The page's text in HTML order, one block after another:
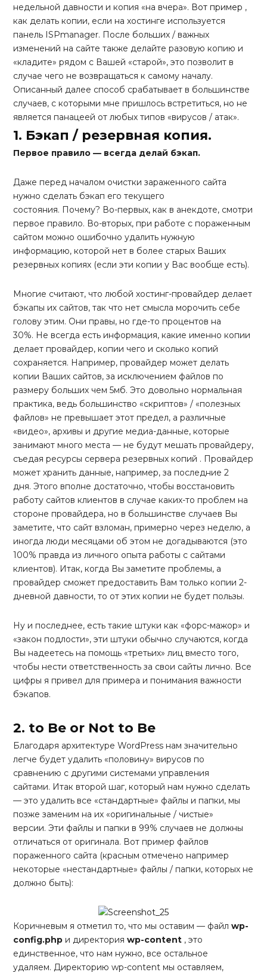
недельной давности и копия «на вчера». Вот пример ,
как делать копии, если на хостинге используется
панель ISPmanager. После больших / важных
изменений на сайте также делайте разовую копию и
«кладите» рядом с Вашей «старой», это позволит в
случае чего не возвращаться к самому началу.
Описанный далее способ срабатывает в большинстве
случаев, с которыми мне пришлось встретиться, но не
является панацеей от любых типов «вирусов / атак».
1. Бэкап / резервная копия.
Первое правило — всегда делай бэкап.
Даже перед началом очистки зараженного сайта
нужно сделать бэкап его текущего
состояния. Почему? Во-первых, как в анекдоте, смотри
первое правило. Во-вторых, при работе с пораженным
сайтом можно ошибочно удалить нужную
информацию, которой нет в более старых Ваших
резервных копиях (если эти копии у Вас вообще есть).
Многие считают, что любой хостинг-провайдер делает
бэкапы их сайтов, так что нет смысла морочить себе
голову этим. Они правы, но где-то процентов на
30%. Не всегда есть информация, какие именно копии
делает провайдер, копии чего и сколько копий
сохраняется. Например, провайдер может делать
копии Ваших сайтов, за исключением файлов по
размеру больших чем 5мб. Это довольно нормальная
практика, ведь большинство «скриптов» / «полезных
файлов» не превышает этот предел, а различные
«видео», архивы и другие медиа-данные, которые
занимают много места — не будут мешать провайдеру,
съедая ресурсы сервера резервных копий . Провайдер
может хранить данные, например, за последние 2
дня. Этого вполне достаточно, чтобы восстановить
работу сайтов клиентов в случае каких-то проблем на
стороне провайдера, но в большинстве случаев Вы
заметите, что сайт взломан, примерно через неделю, а
иногда люди месяцами об этом не догадываются (это
100% правда из личного опыта работы с сайтами
клиентов). Итак, когда Вы заметите проблемы, а
провайдер сможет предоставить Вам только копии 2-
дневной давности, то от этих копии не будет пользы.
Ну и последнее, есть такие штуки как «форс-мажор» и
«закон подлости», эти штуки обычно случаются, когда
Вы надеетесь на помощь «третьих» лиц вместо того,
чтобы нести ответственность за свои сайты лично. Все
цифры я привел для примера и понимания важности
бэкапов.
2. to Be or Not to Be
Благодаря архитектуре WordPress нам значительно
легче будет удалить «половину» вирусов по
сравнению с другими системами управления
сайтами. Итак второй шаг, который нам нужно сделать
— это удалить все «стандартные» файлы и папки, мы
позже заменим на их «оригинальные / чистые»
версии. Эти файлы и папки в 99% случаев не должны
отличаться от оригинала. Вот пример файлов
пораженного сайта (красным отмечено например
некоторые «нестандартные» файлы / папки, которых не
должно быть):
Коричневым я отметил то, что мы оставим — файл wp-
config.php и директория wp-content , это
единственное, что нам нужно, все остальное
удаляем. Директорию wp-content мы оставляем,